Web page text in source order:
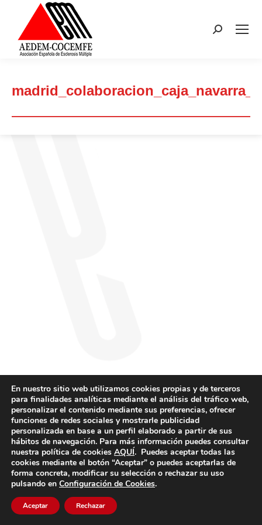
Buscar:
En nuestro sitio web utilizamos cookies propias y de terceros
para finalidades analíticas mediante el análisis del tráfico web,
personalizar el contenido mediante sus preferencias, ofrecer
funciones de redes sociales y mostrarle publicidad
personalizada en base a un perfil elaborado a partir de sus
hábitos de navegación. Para más información puedes consultar
nuestra política de cookies AQUÍ. Puedes aceptar todas las
cookies mediante el botón “Aceptar” o puedes aceptarlas de
forma concreta, modificar su selección o rechazar su uso
pulsando en Configuración de Cookies.
Aceptar Rechazar